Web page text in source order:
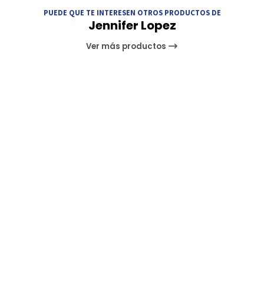
PUEDE QUE TE INTERESEN OTROS PRODUCTOS DE
Jennifer Lopez
Ver más productos